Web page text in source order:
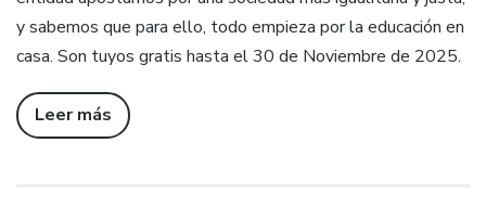
y sabemos que para ello, todo empieza por la educación en
casa. Son tuyos gratis hasta el 30 de Noviembre de 2025.
Leer más